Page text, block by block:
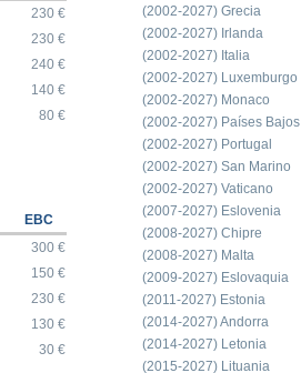
230 €
230 €
240 €
140 €
80 €
EBC
300 €
150 €
230 €
130 €
30 €
(2002-2027) Grecia
(2002-2027) Irlanda
(2002-2027) Italia
(2002-2027) Luxemburgo
(2002-2027) Monaco
(2002-2027) Países Bajos
(2002-2027) Portugal
(2002-2027) San Marino
(2002-2027) Vaticano
(2007-2027) Eslovenia
(2008-2027) Chipre
(2008-2027) Malta
(2009-2027) Eslovaquia
(2011-2027) Estonia
(2014-2027) Andorra
(2014-2027) Letonia
(2015-2027) Lituania